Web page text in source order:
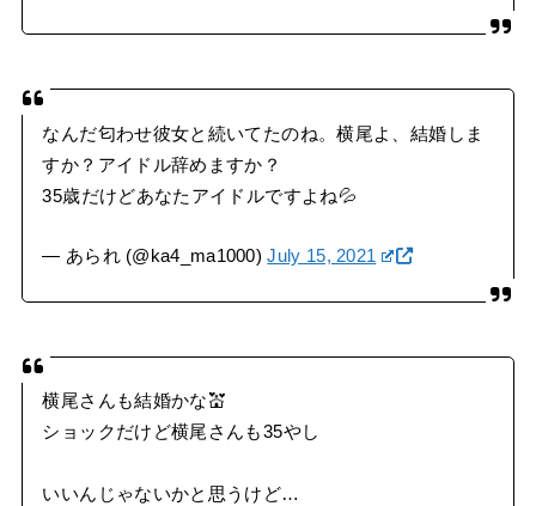
なんだ匂わせ彼女と続いてたのね。横尾よ、結婚しま
すか？アイドル辞めますか？
35歳だけどあなたアイドルですよね💦
— あられ (@ka4_ma1000)July 15, 2021
横尾さんも結婚かな💒
ショックだけど横尾さんも35やし
いいんじゃないかと思うけど…